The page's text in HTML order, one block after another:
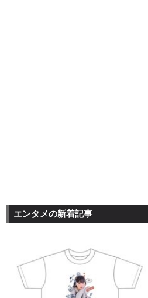
エンタメの新着記事